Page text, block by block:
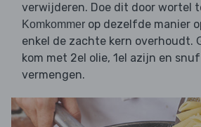
verwijderen. Doe dit door wortel
Komkommer op dezelfde manier
enkel de zachte kern overhoudt.
kom met 2el olie, 1el azijn en
vermengen.